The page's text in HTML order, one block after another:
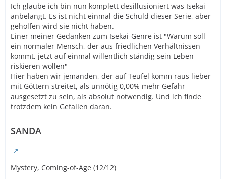
Ich glaube ich bin nun komplett desillusioniert was Isekai
anbelangt. Es ist nicht einmal die Schuld dieser Serie, aber
geholfen wird sie nicht haben.
Einer meiner Gedanken zum Isekai-Genre ist "Warum soll
ein normaler Mensch, der aus friedlichen Verhältnissen
kommt, jetzt auf einmal willentlich ständig sein Leben
riskieren wollen"
Hier haben wir jemanden, der auf Teufel komm raus lieber
mit Göttern streitet, als unnötig 0,00% mehr Gefahr
ausgesetzt zu sein, als absolut notwendig. Und ich finde
trotzdem kein Gefallen daran.
SANDA
Mystery, Coming-of-Age (12/12)